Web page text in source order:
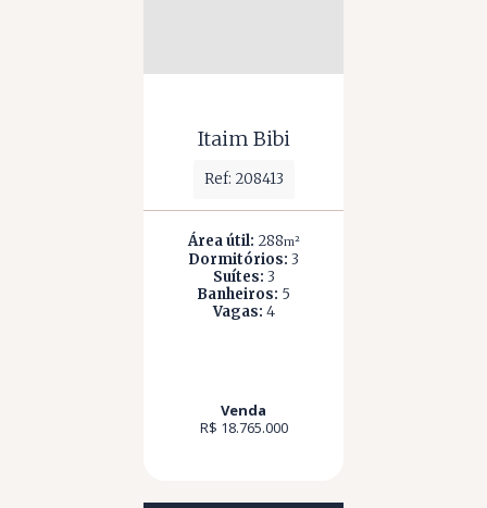
Itaim Bibi
Ref: 208413
Área útil: 288m²
Dormitórios: 3
Suítes: 3
Banheiros: 5
Vagas: 4
Venda
R$ 18.765.000